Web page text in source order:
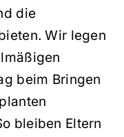
die
Wir legen
beim Bringen
bleiben Eltern